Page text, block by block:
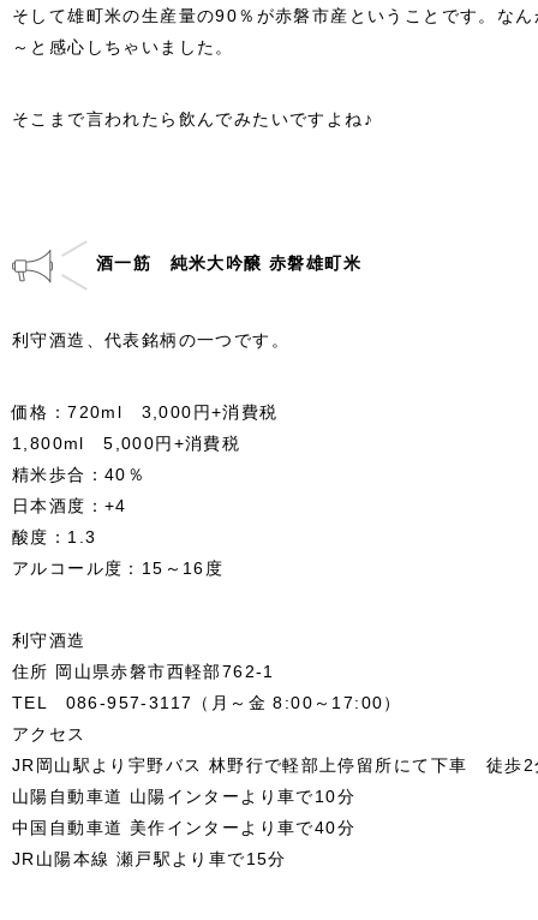
そして雄町米の生産量の90％が赤磐市産ということです。な
～と感心しちゃいました。
そこまで言われたら飲んでみたいですよね♪
酒一筋 純米大吟醸 赤磐雄町米
利守酒造、代表銘柄の一つです。
価格：720ml 3,000円+消費税
1,800ml 5,000円+消費税
精米歩合：40％
日本酒度：+4
酸度：1.3
アルコール度：15～16度
利守酒造
住所 岡山県赤磐市西軽部762-1
TEL 086-957-3117（月～金 8:00～17:00）
アクセス
JR岡山駅より宇野バス 林野行で軽部上停留所にて下車 徒歩2
山陽自動車道 山陽インターより車で10分
中国自動車道 美作インターより車で40分
JR山陽本線 瀬戸駅より車で15分